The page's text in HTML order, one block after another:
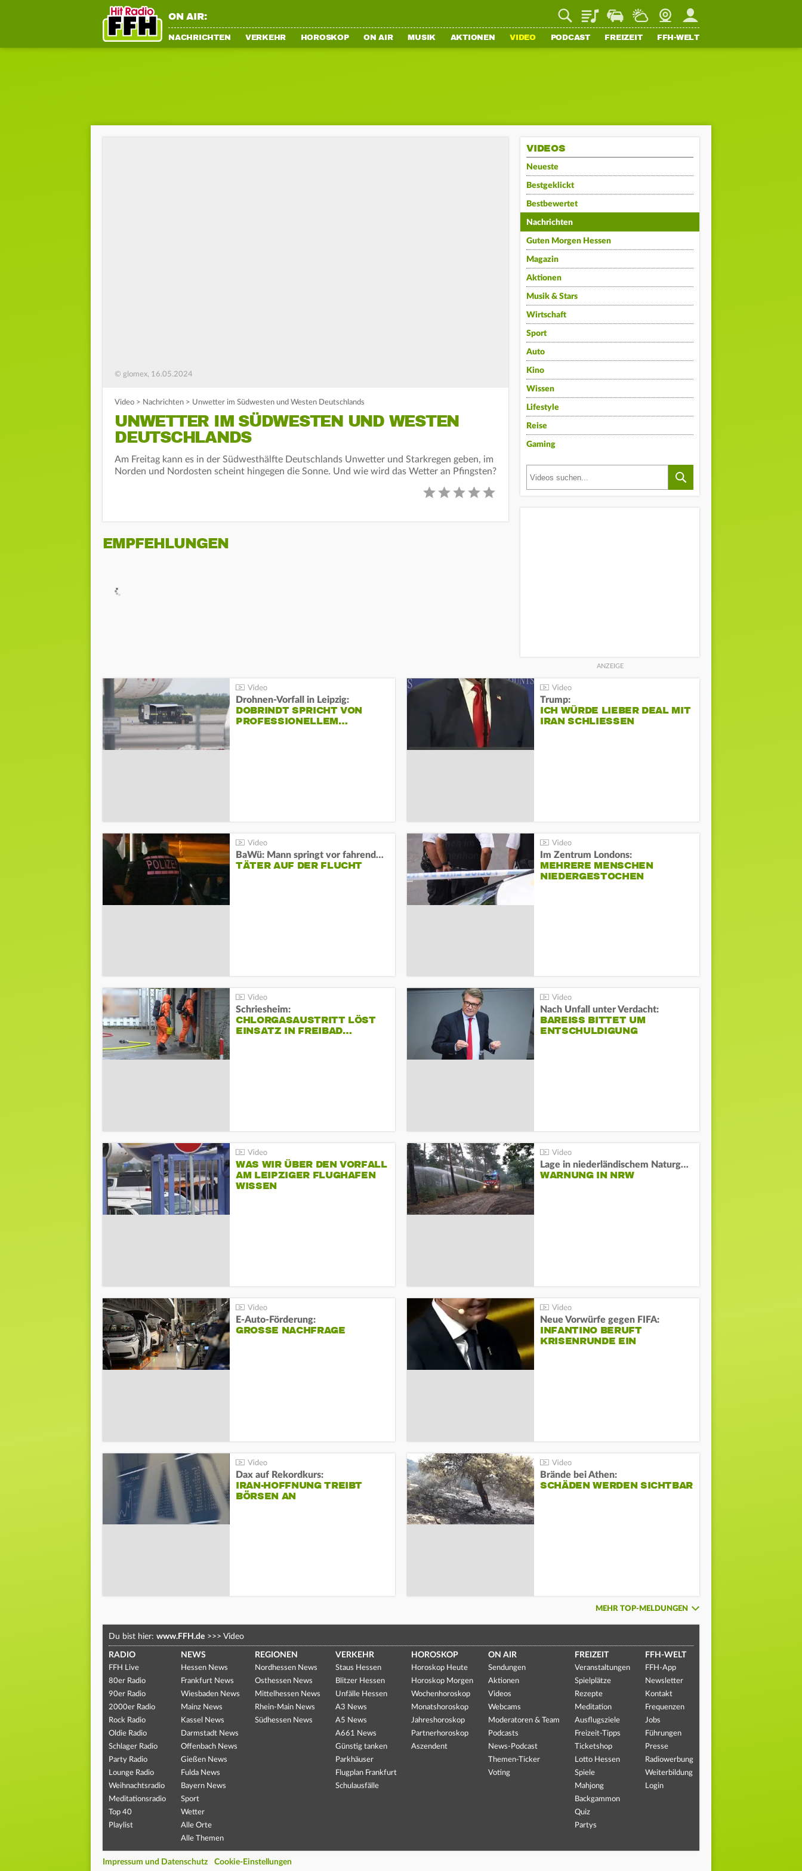
ON AIR: PlaylistStaupilotWetterWebcamMein FFH
NACHRICHTEN VERKEHR HOROSKOP ON AIR MUSIK AKTIONEN VIDEO PODCAST FREIZEIT FFH-WELT
© glomex, 16.05.2024
Video > Nachrichten > Unwetter im Südwesten und Westen Deutschlands
UNWETTER IM SÜDWESTEN UND WESTEN
DEUTSCHLANDS
Am Freitag kann es in der Südwesthälfte Deutschlands Unwetter und Starkregen geben, im
Norden und Nordosten scheint hingegen die Sonne. Und wie wird das Wetter an Pfingsten?
EMPFEHLUNGEN
VIDEOS
Neueste
Bestgeklickt
Bestbewertet
Nachrichten
Guten Morgen Hessen
Magazin
Aktionen
Musik & Stars
Wirtschaft
Sport
Auto
Kino
Wissen
Lifestyle
Reise
Gaming
Drohnen-Vorfall in Leipzig:
DOBRINDT SPRICHT VON
PROFESSIONELLEM…
Trump:
ICH WÜRDE LIEBER DEAL MIT
IRAN SCHLIESSEN
BaWü: Mann springt vor fahrendes Auto und schießt
TÄTER AUF DER FLUCHT
Im Zentrum Londons:
MEHRERE MENSCHEN
NIEDERGESTOCHEN
Schriesheim:
CHLORGASAUSTRITT LÖST
EINSATZ IN FREIBAD…
Nach Unfall unter Verdacht:
BAREISS BITTET UM E
NTSCHULDIGUNG
WAS WIR ÜBER DEN VORFALL
AM LEIPZIGER FLUGHAFEN
WISSEN
Lage in niederländischem Naturgebiet stabil
WARNUNG IN NRW
E-Auto-Förderung:
GROSSE NACHFRAGE
Neue Vorwürfe gegen FIFA:
INFANTINO BERUFT
KRISENRUNDE EIN
Dax auf Rekordkurs:
IRAN-HOFFNUNG TREIBT
BÖRSEN AN
Brände bei Athen:
SCHÄDEN WERDEN SICHTBAR
MEHR TOP-MELDUNGEN
Du bist hier: www.FFH.de >>> Video
RADIO
FFH Live
80er Radio
90er Radio
2000er Radio
Rock Radio
Oldie Radio
Schlager Radio
Party Radio
Lounge Radio
Weihnachtsradio
Meditationsradio
Top 40
Playlist
NEWS
Hessen News
Frankfurt News
Wiesbaden News
Mainz News
Kassel News
Darmstadt News
Offenbach News
Gießen News
Fulda News
Bayern News
Sport
Wetter
Alle Orte
Alle Themen
REGIONEN
Nordhessen News
Osthessen News
Mittelhessen News
Rhein-Main News
Südhessen News
VERKEHR
Staus Hessen
Blitzer Hessen
Unfälle Hessen
A3 News
A5 News
A661 News
Günstig tanken
Parkhäuser
Flugplan Frankfurt
Schulausfälle
HOROSKOP
Horoskop Heute
Horoskop Morgen
Wochenhoroskop
Monatshoroskop
Jahreshoroskop
Partnerhoroskop
Aszendent
ON AIR
Sendungen
Aktionen
Videos
Webcams
Moderatoren & Team
Podcasts
News-Podcast
Themen-Ticker
Voting
FREIZEIT
Veranstaltungen
Spielplätze
Rezepte
Meditation
Ausflugsziele
Freizeit-Tipps
Ticketshop
Lotto Hessen
Spiele
Mahjong
Backgammon
Quiz
Partys
FFH-WELT
FFH-App
Newsletter
Kontakt
Frequenzen
Jobs
Führungen
Presse
Radiowerbung
Weiterbildung
Login
Impressum und Datenschutz Cookie-Einstellungen